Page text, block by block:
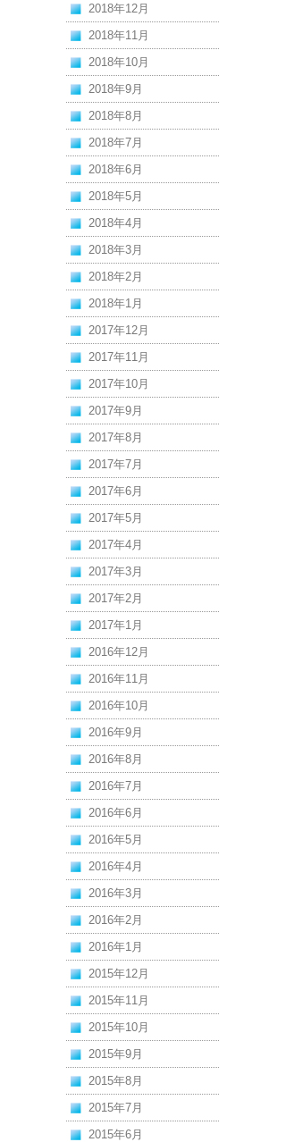
2018年12月
2018年11月
2018年10月
2018年9月
2018年8月
2018年7月
2018年6月
2018年5月
2018年4月
2018年3月
2018年2月
2018年1月
2017年12月
2017年11月
2017年10月
2017年9月
2017年8月
2017年7月
2017年6月
2017年5月
2017年4月
2017年3月
2017年2月
2017年1月
2016年12月
2016年11月
2016年10月
2016年9月
2016年8月
2016年7月
2016年6月
2016年5月
2016年4月
2016年3月
2016年2月
2016年1月
2015年12月
2015年11月
2015年10月
2015年9月
2015年8月
2015年7月
2015年6月